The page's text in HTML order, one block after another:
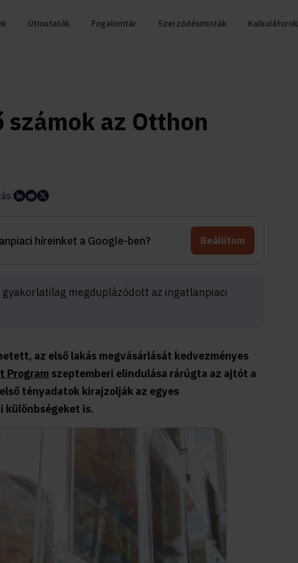
Útmutatók Fogalomtár Szerződésminták Kalkulátorok
az Otthon
híreinket a Google-ben? Beállítom
megduplázódott az ingatlanpiaci
az első lakás megvásárlását kedvezményes
Program szeptemberi elindulása rárúgta az ajtót a
tényadatok kirajzolják az egyes
különbségeket is.